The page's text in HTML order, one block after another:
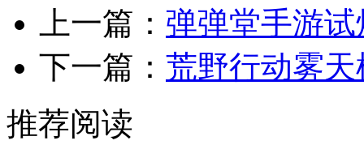
上一篇： 弹弹堂手游
下一篇： 荒野行动雾
推荐阅读